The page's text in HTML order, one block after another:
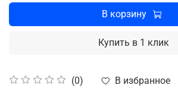
(0) В избранное
В корзину
Купить в 1 клик